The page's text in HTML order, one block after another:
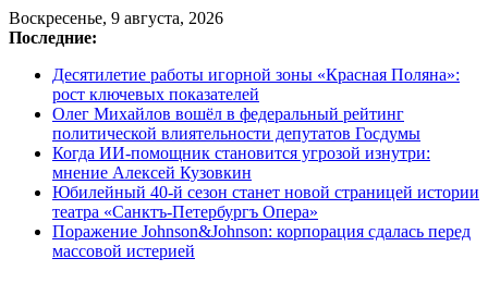
Перейти
к
Воскресенье, 9 августа, 2026
Последние:
Десятилетие работы игорной зоны «Красная Поляна»:
рост ключевых показателей
Олег Михайлов вошёл в федеральный рейтинг
политической влиятельности депутатов Госдумы
Когда ИИ-помощник становится угрозой изнутри:
мнение Алексей Кузовкин
Юбилейный 40-й сезон станет новой страницей истории
театра «Санктъ-Петербургъ Опера»
Поражение Johnson&Johnson: корпорация сдалась перед
массовой истерией